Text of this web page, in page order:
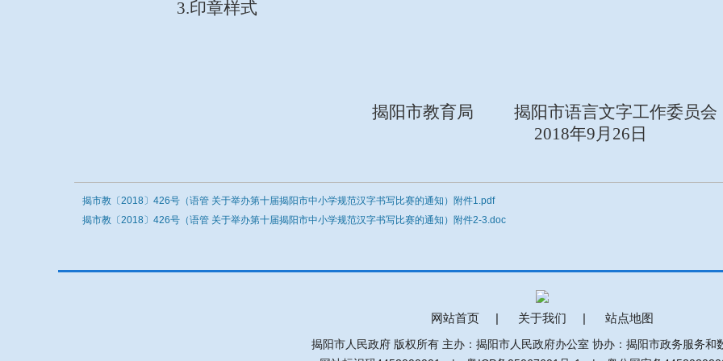
3.印章样式
揭阳市教育局
揭阳市语言文字工作委员会
2018年9月 26 日
揭市教〔2018〕426号（语管 关于举办第十届揭阳市中小学规范汉字书写比赛的通知）附件1.pdf
揭市教〔2018〕426号（语管 关于举办第十届揭阳市中小学规范汉字书写比赛的通知）附件2-3.doc
网站首页 | 关于我们 | 站点地图
揭阳市人民政府 版权所有 主办：揭阳市人民政府办公室 协办：揭阳市政务服务和